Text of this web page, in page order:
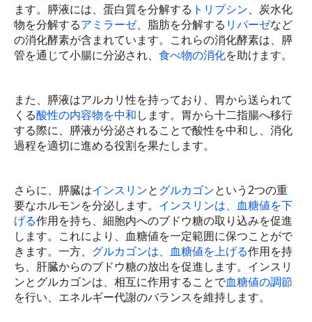
ます。膵液には、蛋白質を分解する トリプシン、炭水化
物を分解するアミラーゼ、脂肪を分解する リパーゼなど
の消化酵素が含まれています。これらの消化酵素は、膵
管を通じて小腸に分泌され、 食べ物の消化を助けます。
また、膵液はアルカリ性を持っており、胃から送られて
くる酸性の内容物を中和します。胃から十二指腸へ移行
する際に、膵液が分泌されることで酸性を中和し、消化
過程を適切に進める役割を果たします。
さらに、膵臓はインスリンとグルカゴンという2つの重
要なホルモンを分泌します。 インスリンは、血糖値を下
げる作用を持ち、細胞内へのブドウ糖の取り込みを促進
します。これにより、血糖値を一定範囲に保つことがで
きます。一方、 グルカゴンは、血糖値を上げる作用を持
ち、肝臓からのブドウ糖の放出を促進します。インスリ
ンとグルカゴンは、相互に作用することで血糖値の調節
を行い、エネルギー代謝のバランスを維持します。